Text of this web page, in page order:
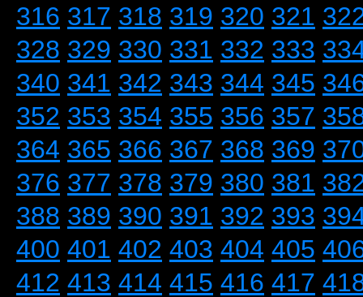
316 317 318 319 320 321
328 329 330 331 332 333
340 341 342 343 344 345
352 353 354 355 356 357
364 365 366 367 368 369
376 377 378 379 380 381
388 389 390 391 392 393
400 401 402 403 404 405
412 413 414 415 416 417